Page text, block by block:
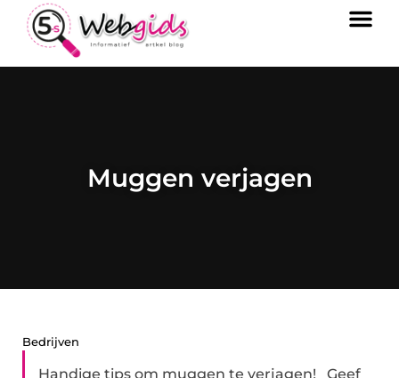
Muggen verjagen
Bedrijven
Handige tips om muggen te verjagen! Geef